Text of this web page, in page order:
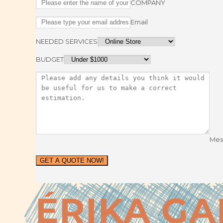
COMPANY
Email
NEEDED SERVICES
BUDGET
GET A QUOTE NOW!